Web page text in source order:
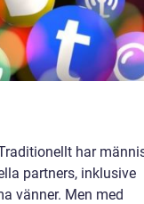
har
partners, inklusive
vänner. Men med